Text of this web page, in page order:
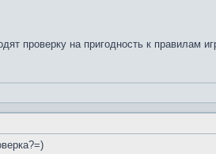
проверку на пригодность к правилам